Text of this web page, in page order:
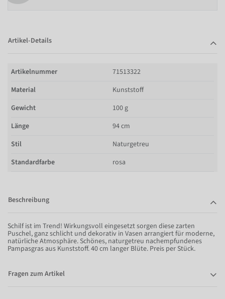
Artikel-Details
Artikelnummer
71513322
Material
Kunststoff
Gewicht
100 g
Länge
94 cm
Stil
Naturgetreu
Standardfarbe
rosa
Beschreibung
Schilf ist im Trend! Wirkungsvoll eingesetzt sorgen diese zarten
Puschel, ganz schlicht und dekorativ in Vasen arrangiert für moderne,
natürliche Atmosphäre. Schönes, naturgetreu nachempfundenes
Pampasgras aus Kunststoff. 40 cm langer Blüte. Preis per Stück.
Fragen zum Artikel